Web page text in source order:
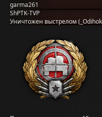
garma261
ShPTK-TVP
Уничтожен выстрелом